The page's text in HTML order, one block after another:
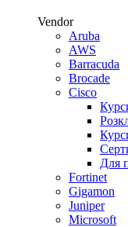
Vendor
Aruba
AWS
Barracuda
Brocade
Cisco
Для
Fortinet
Gigamon
Juniper
Microsoft